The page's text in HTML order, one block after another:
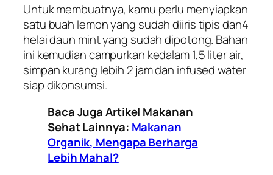
Untuk membuatnya, kamu perlu menyiapkan
satu buah lemon yang sudah diiris tipis dan4
helai daun mint yang sudah dipotong. Bahan
ini kemudian campurkan kedalam 1,5 liter air,
simpan kurang lebih 2 jam dan infused water
siap dikonsumsi.
Baca Juga Artikel Makanan
Sehat Lainnya: Makanan
Organik, Mengapa Berharga
Lebih Mahal?